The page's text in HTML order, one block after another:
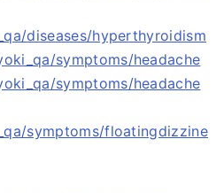
diseases/hyperthyroidism
symptoms/headache
symptoms/headache
symptoms/floatingdizzine